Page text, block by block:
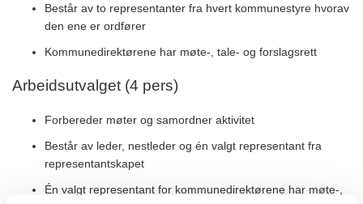
Består av to representanter fra hvert kommunestyre hvorav
den ene er ordfører
Kommunedirektørene har møte-, tale- og forslagsrett
Arbeidsutvalget (4 pers)
Forbereder møter og samordner aktivitet
Består av leder, nestleder og én valgt representant fra
representantskapet
Én valgt representant for kommunedirektørene har møte-,